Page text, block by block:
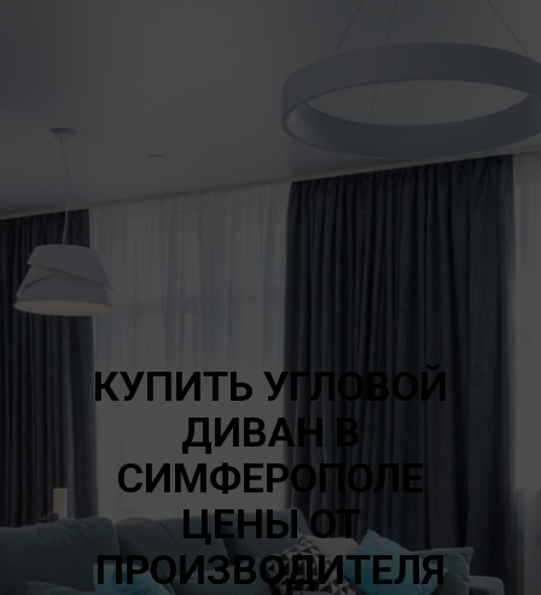
КУПИТЬ УГЛОВОЙ
ДИВАН В
СИМФЕРОПОЛЕ
ЦЕНЫ ОТ
ПРОИЗВОДИТЕЛЯ